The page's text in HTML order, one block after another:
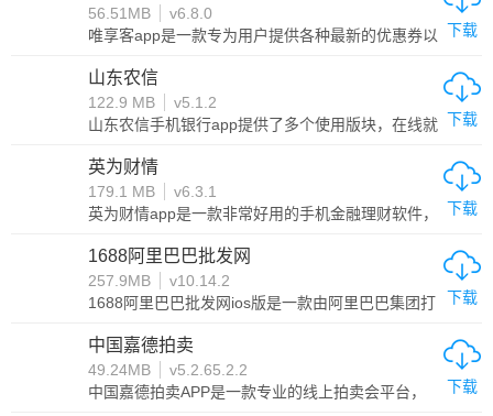
56.51MB
v6.8.0
唯享客app是一款专为用户提供各种最新的优惠券以
量都是有保障的，都是一手货源上架，无需担心品
质问题！还有丰富的分享与导购功能，可以随时选
择各种精选品牌以及商品，分享之后可以获得相应
的佣金，让用户可以自己买自己补贴自己，非常实
下载
山东农信
122.9 MB
v5.1.2
山东农信手机银行app提供了多个使用版块，在线就
需求来选择，而且界面简洁操作简单，多个版块分
类详细，涵盖了账号挂失、余额查询和股权内容
等，一次性满足不同用户的需求。山东农信手机银
行app还内置专业客服，遇到不懂的问题都能咨询，
码、人脸识别和指纹解锁等，满足个性化需求，享
受更优质的服务。
下载
英为财情
179.1 MB
v6.3.1
英为财情app是一款非常好用的手机金融理财软件，
资讯阅读、理财产品的购买、行情报价等等，是我
们投资者必备的软件之一。英为财情时刻提供最权
威最精准的股市、金融货币、证券行情走向，让你
时刻掌握市场信息，感兴趣的你不妨来下载试试
下载
1688阿里巴巴批发网
257.9MB
v10.14.2
1688阿里巴巴批发网ios版是一款由阿里巴巴集团打
较于其他电商平台，这里的货物更加低价且能批量
购买，淘宝上超过半数的商家都是在这个平台上进
货。用户可以在app上面一键进行批量下单，还支持
用户使用分期付款和赊账等方式，十分的方便好
下载
中国嘉德拍卖
49.24MB
v5.2.65.2.2
中国嘉德拍卖APP是一款专业的线上拍卖会平台，
下载